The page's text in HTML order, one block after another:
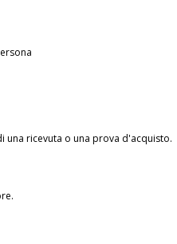
ricevuta o una prova d'acquisto.